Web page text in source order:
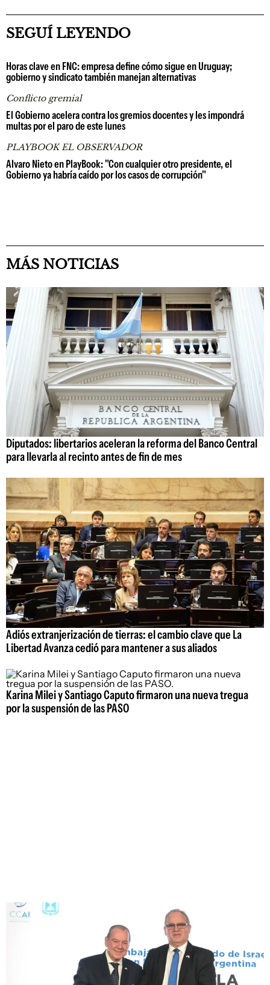
SEGUÍ LEYENDO
Horas clave en FNC: empresa define cómo sigue en Uruguay;
gobierno y sindicato también manejan alternativas
Conflicto gremial
El Gobierno acelera contra los gremios docentes y les impondrá
multas por el paro de este lunes
PLAYBOOK EL OBSERVADOR
Alvaro Nieto en PlayBook: "Con cualquier otro presidente, el
Gobierno ya habría caído por los casos de corrupción"
MÁS NOTICIAS
Diputados: libertarios aceleran la reforma del Banco Central
para llevarla al recinto antes de fin de mes
Adiós extranjerización de tierras: el cambio clave que La
Libertad Avanza cedió para mantener a sus aliados
Karina Milei y Santiago Caputo firmaron una nueva tregua
por la suspensión de las PASO